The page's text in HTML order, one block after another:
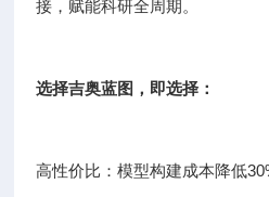
接，赋能科研全周期。
选择吉奥蓝图，即选择：
高性价比：模型构建成本降低